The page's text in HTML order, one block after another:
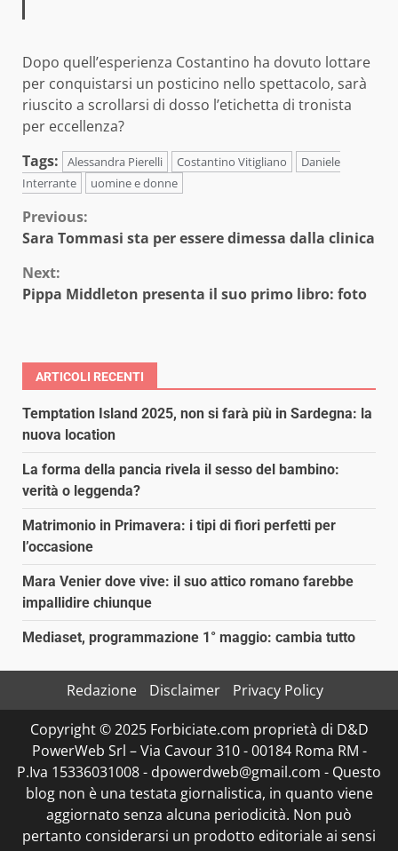
Dopo quell’esperienza Costantino ha dovuto lottare
per conquistarsi un posticino nello spettacolo, sarà
riuscito a scrollarsi di dosso l’etichetta di tronista
per eccellenza?
Tags:
Alessandra Pierelli Costantino Vitigliano
Daniele
Interrante
uomine e donne
Continue
Previous:
Sara Tommasi sta per essere dimessa dalla clinica
Next:
Pippa Middleton presenta il suo primo libro: foto
ARTICOLI RECENTI
Temptation Island 2025, non si farà più in Sardegna: la
nuova location
La forma della pancia rivela il sesso del bambino:
verità o leggenda?
Matrimonio in Primavera: i tipi di fiori perfetti per
l’occasione
Mara Venier dove vive: il suo attico romano farebbe
impallidire chiunque
Mediaset, programmazione 1° maggio: cambia tutto
Redazione Disclaimer
Privacy Policy
Copyright © 2025 Forbiciate.com proprietà di D&D
PowerWeb Srl – Via Cavour 310 - 00184 Roma RM -
P.Iva 15336031008 - dpowerdweb@gmail.com - Questo
blog non è una testata giornalistica, in quanto viene
aggiornato senza alcuna periodicità. Non può
pertanto considerarsi un prodotto editoriale ai sensi